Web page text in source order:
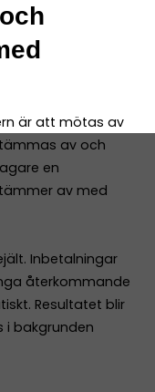
är att mötas av
av och
en
av med
Inbetalningar
återkommande
Resultatet blir
bakgrunden